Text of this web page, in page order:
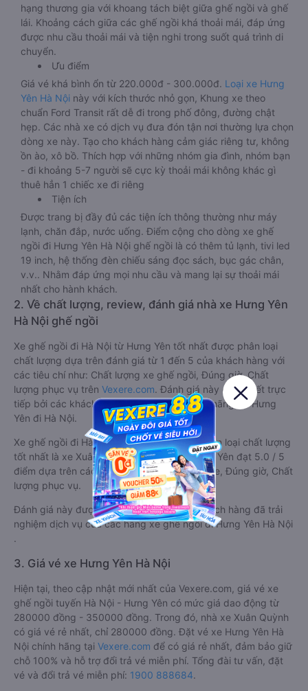
hạng thương gia với khoang tách biệt giữa ghế ngồi và ghế
lái. Khoảng cách giữa các ghế ngồi khá thoải mái, đáp ứng
được nhu cầu thoải mái và tiện nghi trong suốt quá trình di
chuyển.
Ưu điểm
Giá vé khá bình ổn từ 220.000đ - 300.000đ. Loại xe Hưng
Yên Hà Nội này với kích thước nhỏ gọn, Khung xe theo
chuẩn Ford Transit rất dễ đi trong phố đông, đường chật
hẹp. Các nhà xe có dịch vụ đưa đón tận nơi thường lựa chọn
dòng xe này. Tạo cho khách hàng cảm giác riêng tư, không
ồn ào, xô bồ. Thích hợp với những nhóm gia đình, nhóm bạn
- đi khoảng 5-7 người sẽ cực kỳ thoải mái không khác gì
thuê hẳn 1 chiếc xe đi riêng
Tiện ích
Được trang bị đầy đủ các tiện ích thông thường như máy
lạnh, chăn đắp, nước uống. Điểm cộng cho dòng xe ghế
ngồi đi Hưng Yên Hà Nội ghế ngồi là có thêm tủ lạnh, tivi led
19 inch, hệ thống đèn chiếu sáng đọc sách, bục gác chân,
v.v.. Nhằm đáp ứng mọi nhu cầu và mang lại sự thoải mái
nhất cho hành khách.
2. Về chất lượng, review, đánh giá nhà xe Hưng Yên
Hà Nội ghế ngồi
Xe ghế ngồi đi Hà Nội từ Hưng Yên tốt nhất được phân loại
chất lượng dựa trên đánh giá từ 1 đến 5 của khách hàng với
các tiêu chí như: Chất lượng xe ghế ngồi, Đúng giờ, Chất
lượng phục vụ trên Vexere.com. Đánh giá này được viết trực
tiếp bởi các khách hàng đã trải nghiệm các hãng Xe Hưng
Yên đi Hà Nội.
Xe ghế ngồi đi Hà Nội từ Hưng Yên được phân loại chất lượng
tốt nhất là xe Xuân Quỳnh đi Hà Nội từ Hưng Yên đạt 5.0 / 5
điểm dựa trên các tiêu chí như: Chất lượng xe, Đúng giờ, Chất
lượng phục vụ.
Đánh giá này được viết trực tiếp bởi các khách hàng đã trải
nghiệm dịch vụ của các hãng xe ghế ngồi đi Hưng Yên Hà Nội
.
3. Giá vé xe Hưng Yên Hà Nội
Hiện tại, theo cập nhật mới nhất của Vexere.com, giá vé xe
ghế ngồi tuyến Hà Nội - Hưng Yên có mức giá dao động từ
280000 đồng - 350000 đồng. Trong đó, nhà xe Xuân Quỳnh
có giá vé rẻ nhất, chỉ 280000 đồng. Đặt vé xe Hưng Yên Hà
Nội chính hãng tại Vexere.com để có giá rẻ nhất, đảm bảo giữ
chỗ 100% và hỗ trợ đổi trả vé miễn phí. Tổng đài tư vấn, đặt
vé và đổi trả vé miễn phí: 1900 888684.